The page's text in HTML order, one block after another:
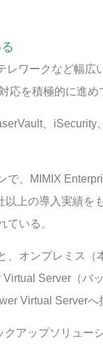
ワークなど幅広
応を積極的に進め
、iSecurity
、MIMIX
上の導入実績を
いる。
オンプレミス（
Server（バ
Virtual Serverへ
アップソリュー